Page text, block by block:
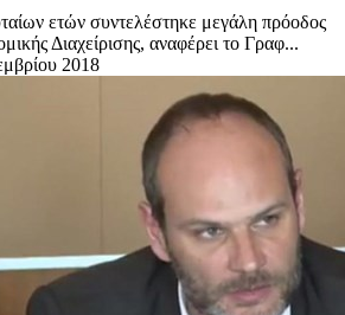
ετών συντελέστηκε μεγάλη πρόοδος
Διαχείρισης, αναφέρει το Γραφ...
2018